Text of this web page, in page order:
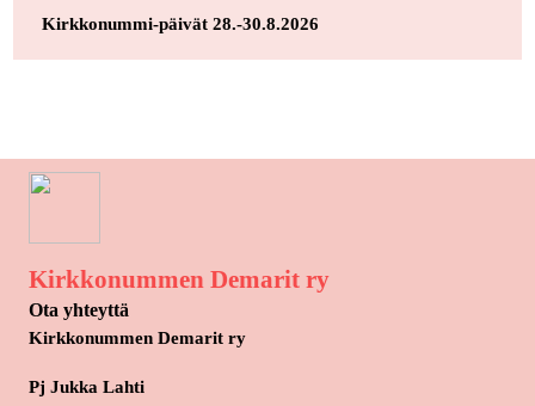
Kirkkonummi-päivät 28.-30.8.2026
Kirkkonummen Demarit ry
Ota yhteyttä
Kirkkonummen Demarit ry
Pj Jukka Lahti